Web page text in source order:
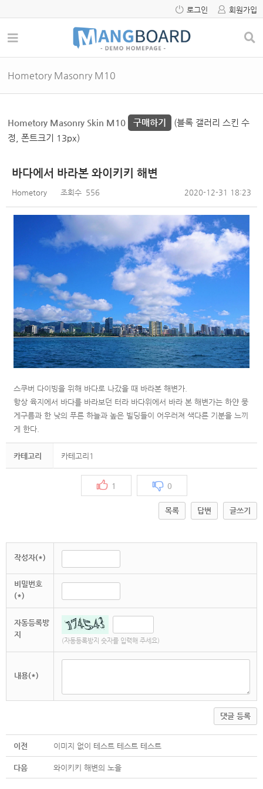
로그인 회원가입
Hometory Masonry M10
Hometory Masonry Skin M10 구매하기
(블록 갤러리 스킨 수
정, 폰트크기 13px)
바다에서 바라본 와이키키 해변
Hometory 조회수 556 2020-12-31 18:23
스쿠버 다이빙을 위해 바다로 나갔을 때 바라본 해변가.
항상 육지에서 바다를 바라보던 터라 바다위에서 바라 본 해변가는 하얀 뭉
게구름과 한 낮의 푸른 하늘과 높은 빌딩들이 어우러져 색다른 기분을 느끼
게 한다.
카테고리 카테고리1
1 0
목록 답변 글쓰기
작성자(*)
비밀번호
(*)
자동등록방
지
(자동등록방지 숫자를 입력해 주세요)
내용(*)
댓글 등록
이전 이미지 없이 테스트 테스트 테스트
다음 와이키키 해변의 노을